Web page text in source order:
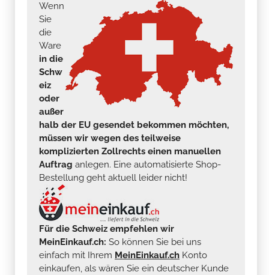
Wenn
Sie
die
Ware
in die
Schw
eiz
oder
außer
halb der EU gesendet bekommen möchten,
müssen wir wegen des teilweise
komplizierten Zollrechts einen manuellen
Auftrag anlegen. Eine automatisierte Shop-
Bestellung geht aktuell leider nicht!
Für die Schweiz empfehlen wir
MeinEinkauf.ch: So können Sie bei uns
einfach mit Ihrem MeinEinkauf.ch Konto
einkaufen, als wären Sie ein deutscher Kunde